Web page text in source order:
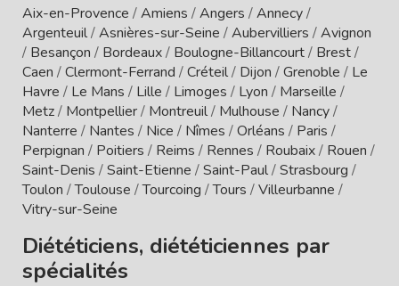
Aix-en-Provence /Amiens /Angers /Annecy/
Argenteuil/Asnières-sur-Seine /Aubervilliers /Avignon
/ Besançon / Bordeaux/ Boulogne-Billancourt/ Brest/
Caen /Clermont-Ferrand /Créteil/ Dijon /Grenoble / Le
Havre / Le Mans / Lille / Limoges / Lyon / Marseille /
Metz/ Montpellier/ Montreuil/ Mulhouse / Nancy/
Nanterre / Nantes / Nice / Nîmes /Orléans / Paris /
Perpignan / Poitiers / Reims / Rennes / Roubaix/ Rouen /
Saint-Denis /Saint-Etienne /Saint-Paul/Strasbourg /
Toulon /Toulouse /Tourcoing /Tours /Villeurbanne /
Vitry-sur-Seine
Diététiciens, diététiciennes par
spécialités